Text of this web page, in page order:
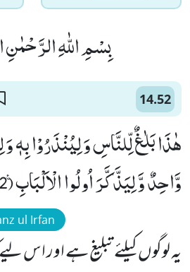
بِسْمِ اللّٰهِ
14.52
هٰذَا بَلٰغٌ لِّلنَّاسِ وَ لِیُنْذَرُوْا بِهٖ وَ
وَّاحِدٌ وَّ لِیَذَّكَّرَ اُولُوا الْاَلْبَابِ۠ (52)
ul Irfan
یہ لوگوں کیلئے تبلیغ ہے اور اس